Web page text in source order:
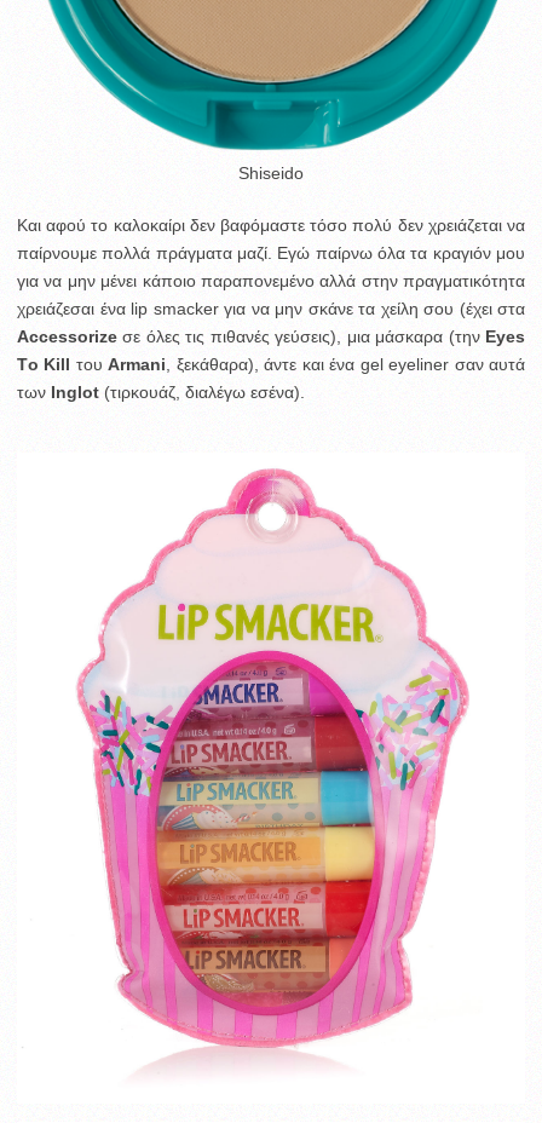
Shiseido
Και αφού το καλοκαίρι δεν βαφόμαστε τόσο πολύ δεν χρειάζεται να
παίρνουμε πολλά πράγματα μαζί. Εγώ παίρνω όλα τα κραγιόν μου
για να μην μένει κάποιο παραπονεμένο αλλά στην πραγματικότητα
χρειάζεσαι ένα lip smacker για να μην σκάνε τα χείλη σου (έχει στα
Αccessorize σε όλες τις πιθανές γεύσεις), μια μάσκαρα (την Εyes
Τo Κill τουArmani , ξεκάθαρα), άντε και ένα gel eyeliner σαν αυτά
των Ιnglot (τιρκουάζ, διαλέγω εσένα).